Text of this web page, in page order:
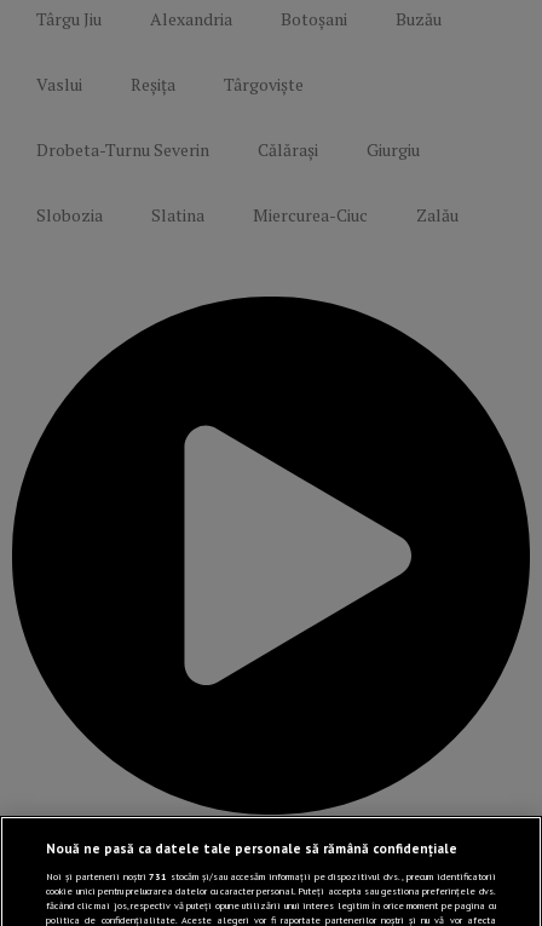
Târgu Jiu Alexandria Botoșani Buzău
Vaslui Reșița Târgoviște
Drobeta-Turnu Severin Călărași Giurgiu
Slobozia Slatina Miercurea-Ciuc Zalău
Link-uri utile
Nouă ne pasă ca datele tale personale să rămână confidențiale
Noi și partenerii noștri731 stocăm și/sau accesăm informații pe dispozitivul dvs., precum identificatorii
cookie unici pentru prelucrarea datelor cu caracter personal. Puteți accepta sau gestiona preferințele dvs.
făcând clic mai jos, respectiv vă puteți opune utilizării unui interes legitim în orice moment pe pagina cu
politica de confidențialitate. Aceste alegeri vor fi raportate partenerilor noștri și nu vă vor afecta